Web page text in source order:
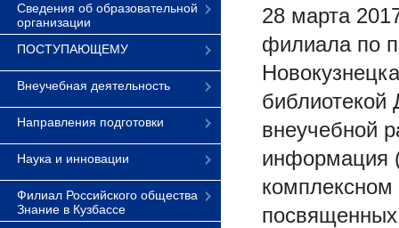
Сведения об образовательной
организации
ПОСТУПАЮЩЕМУ
Внеучебная деятельность
Направления подготовки
Наука и инновации
Филиал Российского общества
Знание в Кузбассе
28 марта
филиала по
внеучебной
информация
комплексном
посвященных